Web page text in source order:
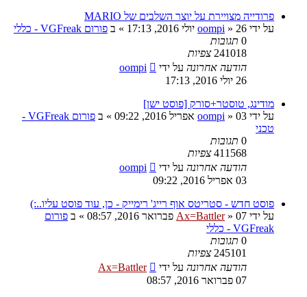
פרודייה מצויירת על יוצר השלבים של MARIO
על ידי
oompi » 26 יולי 2016, 17:13 » ב פורום VGFreak - כללי
0 תגובות
241018 צפיות
הודעה אחרונה על ידי
oompi
26 יולי 2016, 17:13
מודינג, טוסטר+סורק [פוסט ישן]
על ידי
oompi » 03 אפריל 2016, 09:22 » ב
פורום VGFreak -
טכני
0 תגובות
411568 צפיות
הודעה אחרונה על ידי
oompi
03 אפריל 2016, 09:22
פוסט חדש - סטריטס אוף רייג' רימייק - כן, עוד פוסט עליו..:)
על ידי
Ax=Battler» 07 פברואר 2016, 08:57 » ב פורום
VGFreak - כללי
0 תגובות
245101 צפיות
הודעה אחרונה על ידי
Ax=Battler
07 פברואר 2016, 08:57